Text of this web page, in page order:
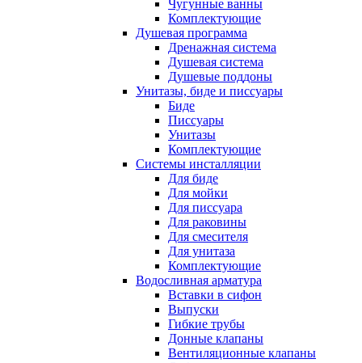
Чугунные ванны
Комплектующие
Душевая программа
Дренажная система
Душевая система
Душевые поддоны
Унитазы, биде и писсуары
Биде
Писсуары
Унитазы
Комплектующие
Системы инсталляции
Для биде
Для мойки
Для писсуара
Для раковины
Для смесителя
Для унитаза
Комплектующие
Водосливная арматура
Вставки в сифон
Выпуски
Гибкие трубы
Донные клапаны
Вентиляционные клапаны